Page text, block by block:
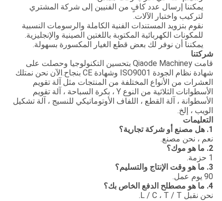
يمكننا إرسال عدد كافٍ من الفنيين إلى شركة المشتري
لتركيب واختبار الآلات.
نقوم بتزويد المستندات الفنية الكاملة والرسومات النسبية
للمكونات الكهربائية المكتوبة باللغتين الصينية والإنجليزية.
يمكننا أن نوفر لك بعض قطع الغيار المكسورة بسهولة.
شركتنا
قامت Qiaode Machiney بتحسين التكنولوجيا وحصلت على
شهادة نظام الجودة ISO9001 وشهادة CE بنجاح.الآن نحن نمتلك
العشرات من الأنواع المختلفة من المنتجات مثل آلة تقويم
الأسطوانات الثلاثية من النوع Y ، بكرة السباحة ، آلة تقويم
الأسطوانة ، آلة القطع ، اللفاف الأوتوماتيكي للنسيج ، آلة تشكيل
الويب ، إلخ.
التعليمات
1. هل مصنع أو شركة تجارية؟
نعم ، نحن مصنع.
2. ما هو موك؟
1 حزمة.
3. ما هو وقت الإنتاج والتسليم؟
90 يوم عمل.
4. ما هو مصطلح الدفع الخاص بك؟
نحن نقبل L / C ، T / T.